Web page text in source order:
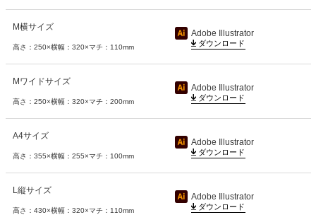
M横サイズ
高さ：250×横幅：320×マチ：110mm
Mワイドサイズ
高さ：250×横幅：320×マチ：200mm
A4サイズ
高さ：355×横幅：255×マチ：100mm
L縦サイズ
高さ：430×横幅：320×マチ：110mm